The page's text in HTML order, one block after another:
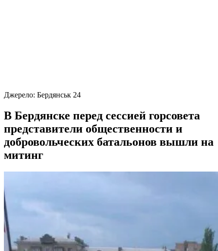
Джерело: Бердянськ 24
В Бердянске перед сессией горсовета
представители общественности и
добровольческих батальонов вышли на
митинг